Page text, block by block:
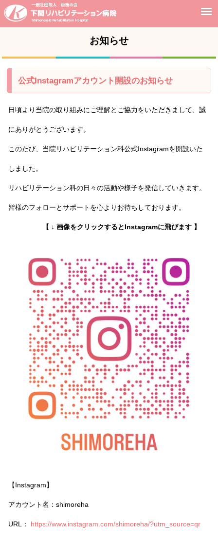
お知らせ
公式Instagramアカウント開設のお知らせ
日頃より当院の取り組みにご理解とご協力をいただきまして、誠
にありがとうございます。
このたび、当院リハビリテーション科公式Instagramを開設いた
しました。
リハビリテーション科の日々の活動や様子を発信していきます。
皆様のフォローとサポートを心よりお待ちしております。
【 ↓ 画像をクリックするとInstagramに飛びます 】
【Instagram】
アカウント名：shimoreha
URL： https://www.instagram.com/shimoreha/?utm_source=qr